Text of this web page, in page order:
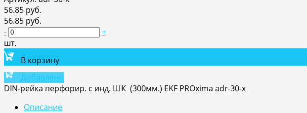
56.85 руб.
56.85 руб.
-
+
шт.
В корзину
Добавлено
DIN-рейка перфорир. с инд. ШК (300мм.) EKF PROxima adr-30-x
Описание